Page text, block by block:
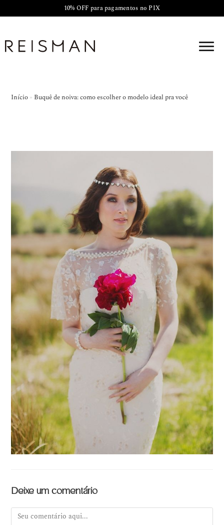
10% OFF para pagamentos no PIX
Início » Buquê de noiva: como escolher o modelo ideal pra você
Deixe um comentário